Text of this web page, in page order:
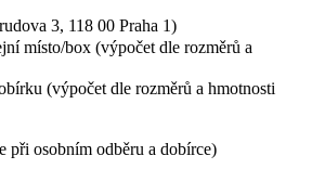
3, 118 00 Praha 1)
místo/box (výpočet dle rozměrů a
(výpočet dle rozměrů a hmotnosti
při osobním odběru a dobírce)